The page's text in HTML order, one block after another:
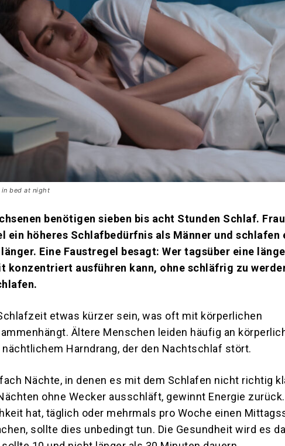
in bed at night
benötigen sieben bis acht Stunden Schlaf.
ein höheres Schlafbedürfnis als Männer und schlafen
Eine Faustregel besagt: Wer tagsüber eine
konzentriert ausführen kann, ohne schläfrig zu
etwas kürzer sein, was oft mit körperlichen
Ältere Menschen leiden häufig an
Harndrang, der den Nachtschlaf stört.
Nächte, in denen es mit dem Schlafen nicht richtig
ohne Wecker ausschläft, gewinnt Energie
hat, täglich oder mehrmals pro Woche einen
sollte dies unbedingt tun. Die Gesundheit wird es